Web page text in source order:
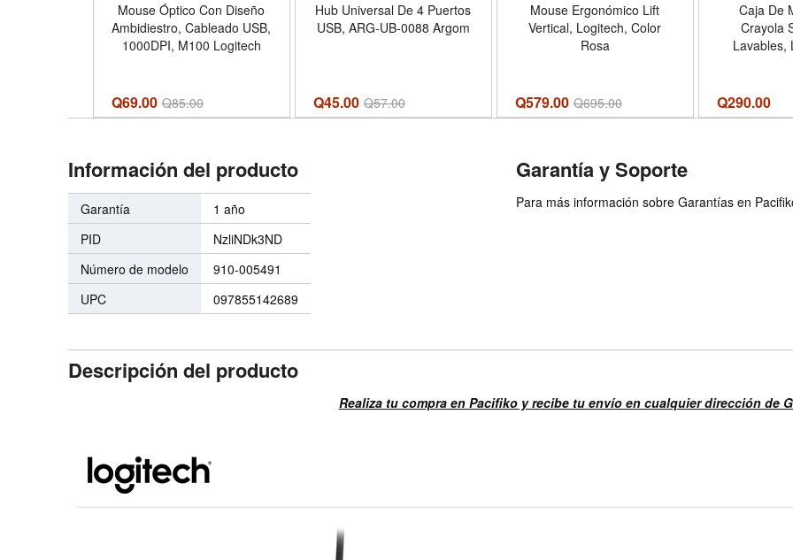
Mouse Óptico Con Diseño
Ambidiestro, Cableado USB,
1000DPI, M100 Logitech
Q69.00 Q85.00
Hub Universal De 4 Puertos
USB, ARG-UB-0088 Argom
Q45.00 Q57.00
Mouse Ergonómico Lift
Vertical, Logitech, Color
Rosa
Q579.00 Q695.00
Caja De
Crayola
Lavables,
Q290.00
Información del producto
Garantía
1 año
PID
NzliNDk3ND
Número de modelo
910-005491
UPC
097855142689
Garantía y Soporte
Para más información sobre Garantías en
Descripción del producto
Realiza tu compra en Pacifiko y recibe tu envío en cualquier dirección de